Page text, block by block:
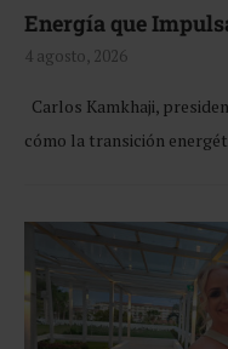
Energía que
4 agosto, 2026
Carlos Kamkhaji,
cómo la transición